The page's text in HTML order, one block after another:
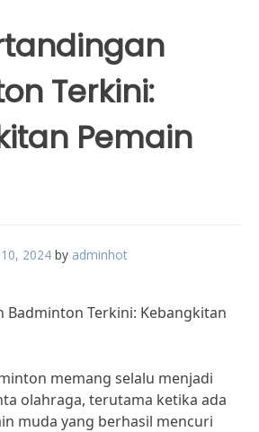
Terkini:
Pemain
2024 by adminhot
Badminton Terkini: Kebangkitan
memang selalu menjadi
olahraga, terutama ketika ada
muda yang berhasil mencuri